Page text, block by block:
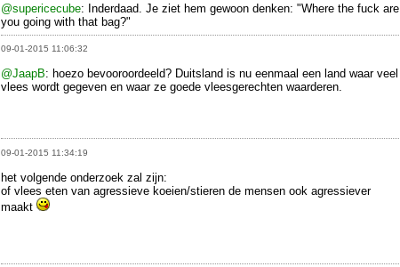
@supericecube: Inderdaad. Je ziet hem gewoon denken: "Where the fuck are
you going with that bag?"
09-01-2015 11:06:32
@JaapB: hoezo bevooroordeeld? Duitsland is nu eenmaal een land waar veel
vlees wordt gegeven en waar ze goede vleesgerechten waarderen.
09-01-2015 11:34:19
het volgende onderzoek zal zijn:
of vlees eten van agressieve koeien/stieren de mensen ook agressiever
maakt